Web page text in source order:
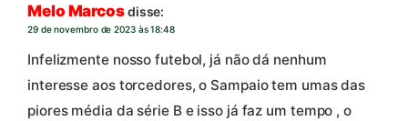
Melo Marcosdisse:
29 de novembro de 2023 às 18:48
Infelizmente nosso futebol, já não dá nenhum
interesse aos torcedores, o Sampaio tem umas das
piores média da série B e isso já faz um tempo , o